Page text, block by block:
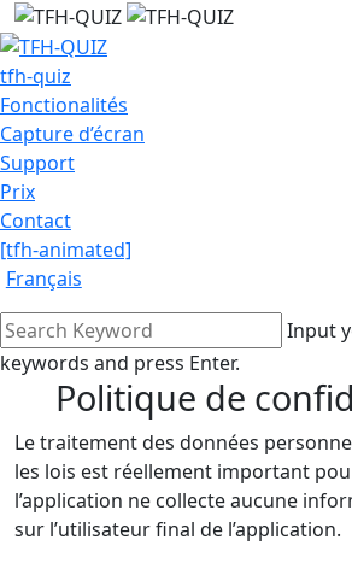
tfh-quiz
Fonctionalités
Capture d’écran
Support
Prix
Contact
[tfh-animated]
Français
Input
keywords and press Enter.
Politique de
Le traitement des données
les lois est réellement important
l’application ne collecte aucune
sur l’utilisateur final de l’application.